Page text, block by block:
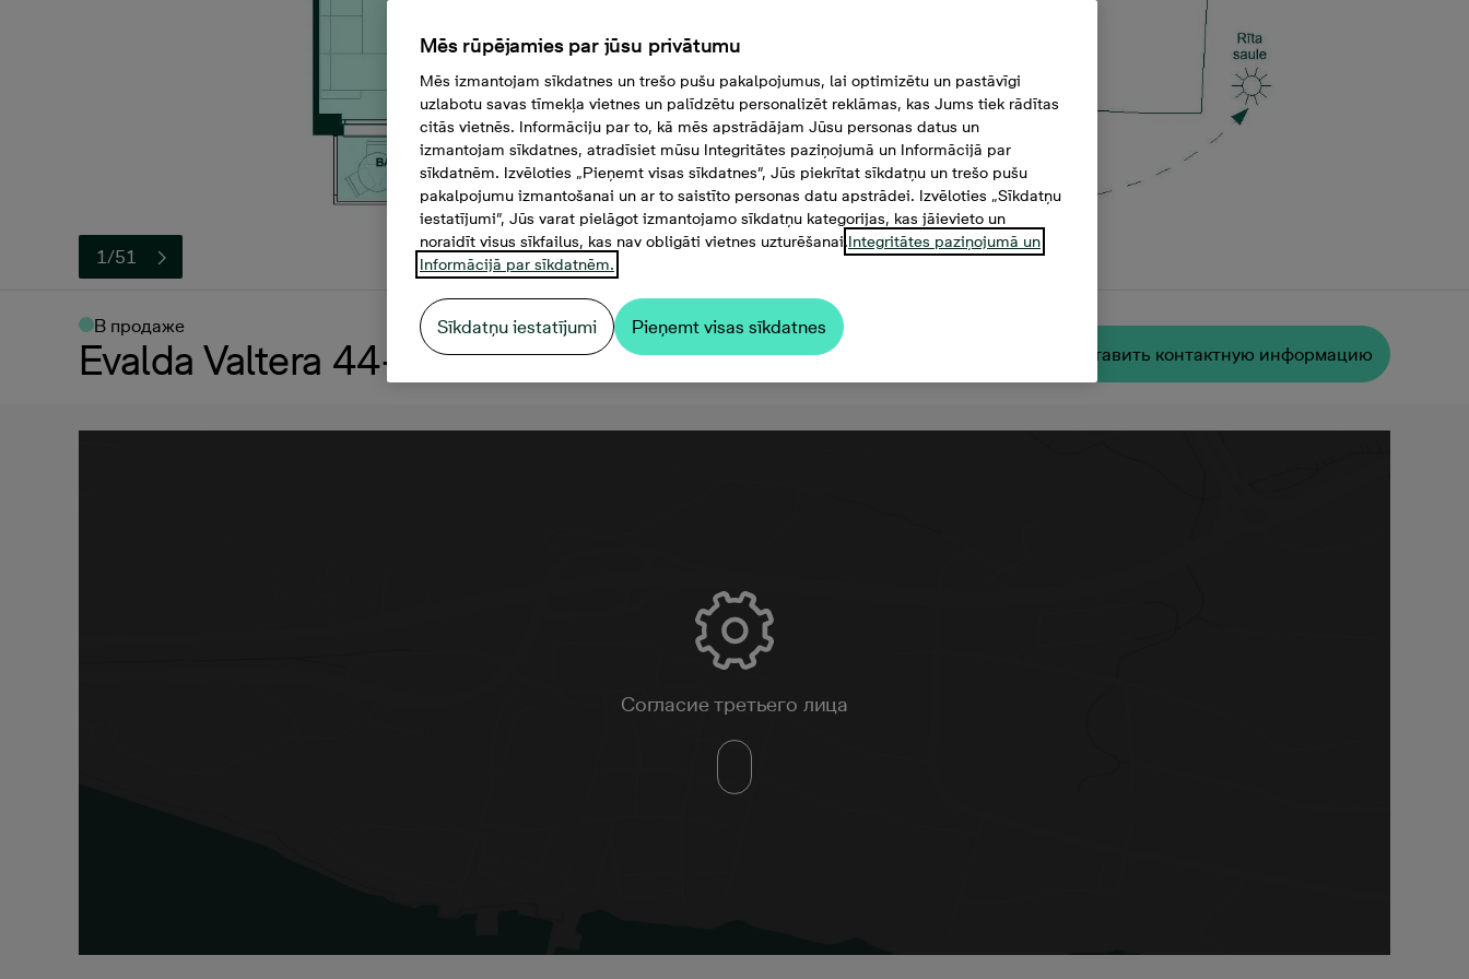
1/51
В продаже
Evalda Valtera 44-41, 117 000 €, 2 комнаты, 45,2 м² Oставить контактную информацию
Согласие третьего лица
Mēs rūpējamies par jūsu privātumu
Mēs izmantojam sīkdatnes un trešo pušu pakalpojumus, lai optimizētu un pastāvīgi
uzlabotu savas tīmekļa vietnes un palīdzētu personalizēt reklāmas, kas Jums tiek rādītas
citās vietnēs. Informāciju par to, kā mēs apstrādājam Jūsu personas datus un
izmantojam sīkdatnes, atradīsiet mūsu Integritātes paziņojumā un Informācijā par
sīkdatnēm. Izvēloties „Pieņemt visas sīkdatnes”, Jūs piekrītat sīkdatņu un trešo pušu
pakalpojumu izmantošanai un ar to saistīto personas datu apstrādei. Izvēloties „Sīkdatņu
iestatījumi”, Jūs varat pielāgot izmantojamo sīkdatņu kategorijas, kas jāievieto un
noraidīt visus sīkfailus, kas nav obligāti vietnes uzturēšanai.Integritātes paziņojumā un
Informācijā par sīkdatnēm.
Sīkdatņu iestatījumi Pieņemt visas sīkdatnes